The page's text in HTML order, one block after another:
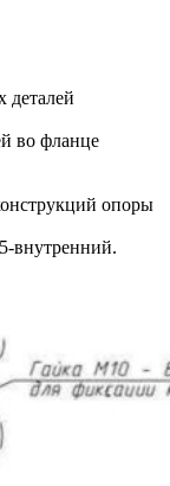
деталей
во фланце
опоры
внутренний.